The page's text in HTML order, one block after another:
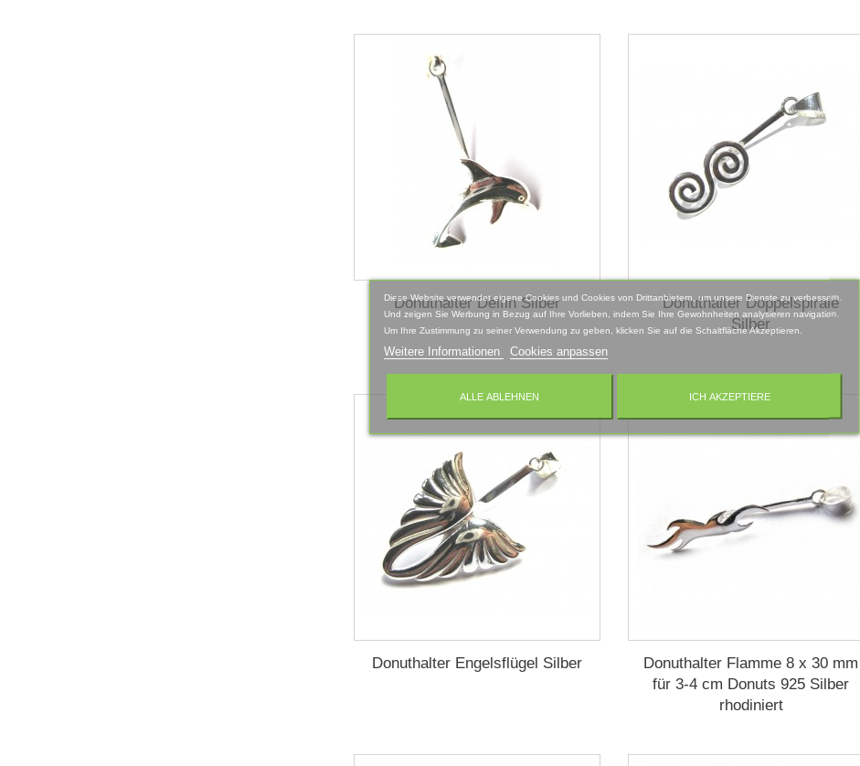
Donuthalter Delfin Silber
Donuthalter Doppelspirale
Silber
Donuthalter Engelsflügel Silber
Donuthalter Flamme 8 x 30 mm
für 3-4 cm Donuts 925 Silber
rhodiniert
Diese Website verwendet eigene Cookies und Cookies von Drittanbietern, um unsere Dienste zu verbessern.
Und zeigen Sie Werbung in Bezug auf Ihre Vorlieben, indem Sie Ihre Gewohnheiten analysieren navigation.
Um Ihre Zustimmung zu seiner Verwendung zu geben, klicken Sie auf die Schaltfläche Akzeptieren.
Weitere Informationen Cookies anpassen
ALLE ABLEHNEN ICH AKZEPTIERE